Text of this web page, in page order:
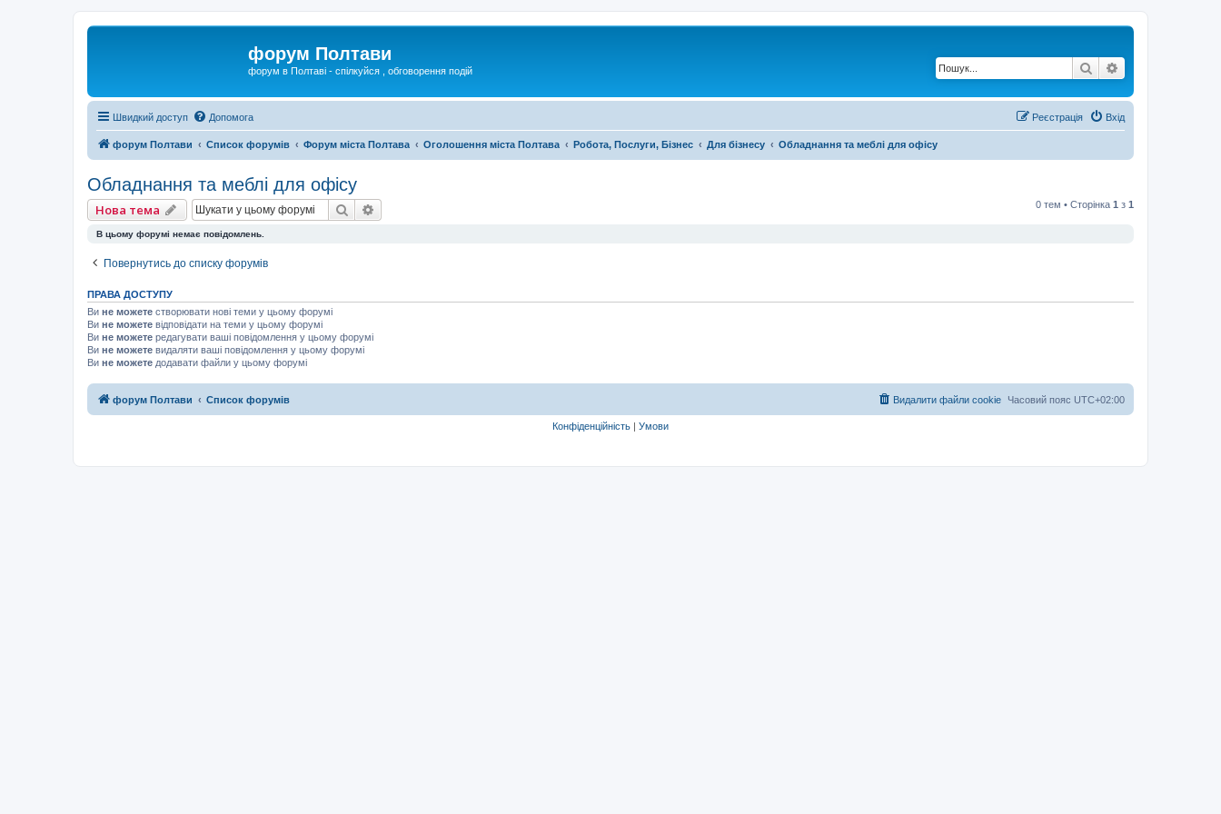
форум Полтави
форум в Полтаві - спілкуйся , обговорення подій Пошук
Швидкий доступ Допомога Вхід
Реєстрація
форум Полтави Список форумів Форум міста Полтава Оголошення міста Полтава Робота, Послуги, Бізнес Для бізнесу Обладнання та меблі для офісу
Обладнання та меблі для офісу
Нова тема Пошук 0 тем • Сторінка 1 з 1
В цьому форумі немає повідомлень.
Повернутись до списку форумів
ПРАВА ДОСТУПУ
Ви не можете створювати нові теми у цьому форумі
Ви не можете відповідати на теми у цьому форумі
Ви не можете редагувати ваші повідомлення у цьому форумі
Ви не можете видаляти ваші повідомлення у цьому форумі
Ви не можете додавати файли у цьому форумі
форум Полтави Список форумів Часовий пояс UTC+02:00
Видалити файли cookie
Конфіденційність | Умови